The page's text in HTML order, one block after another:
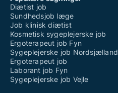
Diætist job
Sundhedsjob læge
Job klinisk diætist
Kosmetisk sygeplejerske job
Ergoterapeut job Fyn
Sygeplejerske job Nordsjælland
Ergoterapeut job
Laborant job Fyn
Sygeplejerske job Vejle